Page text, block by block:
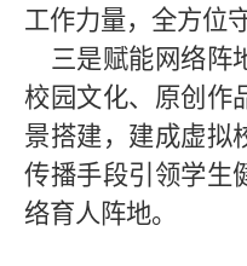
工作力量，全方位
三是赋能网络阵
校园文化、原创作
景搭建，建成虚拟
传播手段引领学生
络育人阵地。